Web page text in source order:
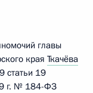
главы
края Ткачёва
статьи 19
г. № 184-ФЗ